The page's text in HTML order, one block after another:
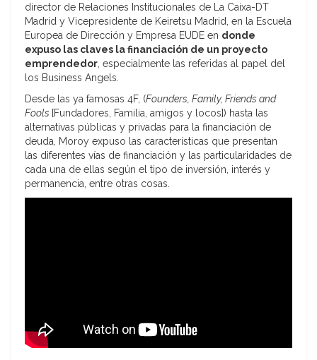
director de Relaciones Institucionales de La Caixa-DT
Madrid y Vicepresidente de Keiretsu Madrid, en la Escuela
Europea de Dirección y Empresa EUDE en donde
expuso las claves la financiación de un proyecto
emprendedor, especialmente las referidas al papel del
los Business Angels.
Desde las ya famosas 4F, (Founders, Family, Friends and
Fools [Fundadores, Familia, amigos y locos]) hasta las
alternativas públicas y privadas para la financiación de
deuda, Moroy expuso las características que presentan
las diferentes vías de financiación y las particularidades de
cada una de ellas según el tipo de inversión, interés y
permanencia, entre otras cosas.